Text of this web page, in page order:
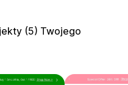
(5) Twojego